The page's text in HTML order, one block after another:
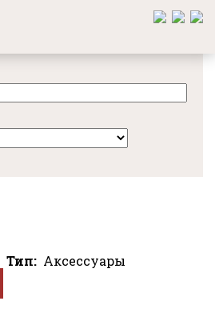
Тип
Аксессуары